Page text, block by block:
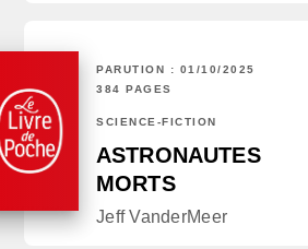
PARUTION : 01/10/2025
384 PAGES
SCIENCE-FICTION
ASTRONAUTES
MORTS
Jeff VanderMeer